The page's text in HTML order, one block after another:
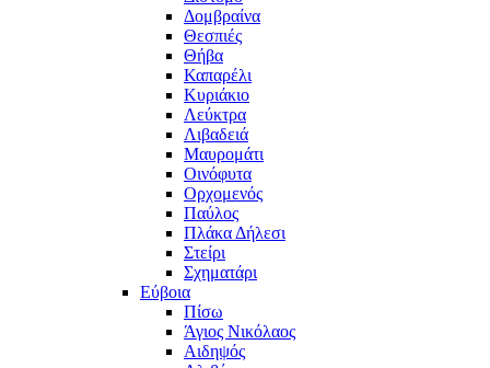
Δομβραίνα
Θεσπιές
Θήβα
Καπαρέλι
Κυριάκιο
Λεύκτρα
Λιβαδειά
Μαυρομάτι
Οινόφυτα
Ορχομενός
Παύλος
Πλάκα Δήλεσι
Στείρι
Σχηματάρι
Εύβοια
Πίσω
Άγιος Νικόλαος
Αιδηψός